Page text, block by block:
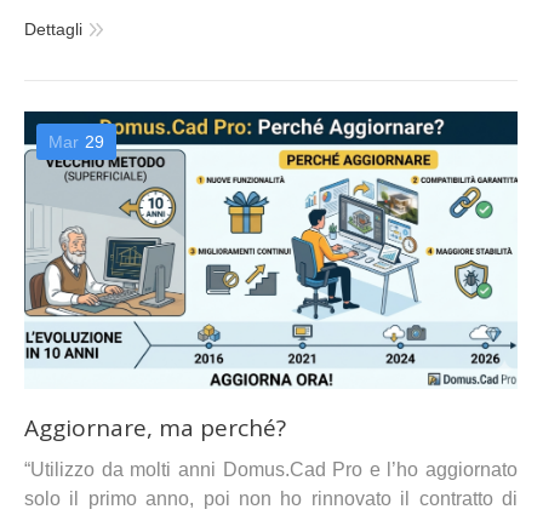
Dettagli
Mar 29
Aggiornare, ma perché?
“Utilizzo da molti anni Domus.Cad Pro e l’ho aggiornato
solo il primo anno, poi non ho rinnovato il contratto di